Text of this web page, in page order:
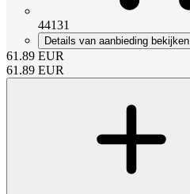
44131
Details van aanbieding bekijken
61.89 EUR
61.89 EUR